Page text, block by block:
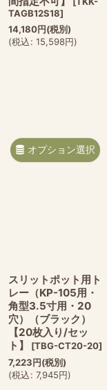
TAGB12S18]
14,180円(税別)
(税込: 15,598円)
オプション選択
スリットポット用ト
レー（KP-105用・
角型3.5寸用・20
穴）（ブラック）
【20枚入り/セッ
ト】
[TBG-CT20-20]
7,223円(税別)
(税込: 7,945円)